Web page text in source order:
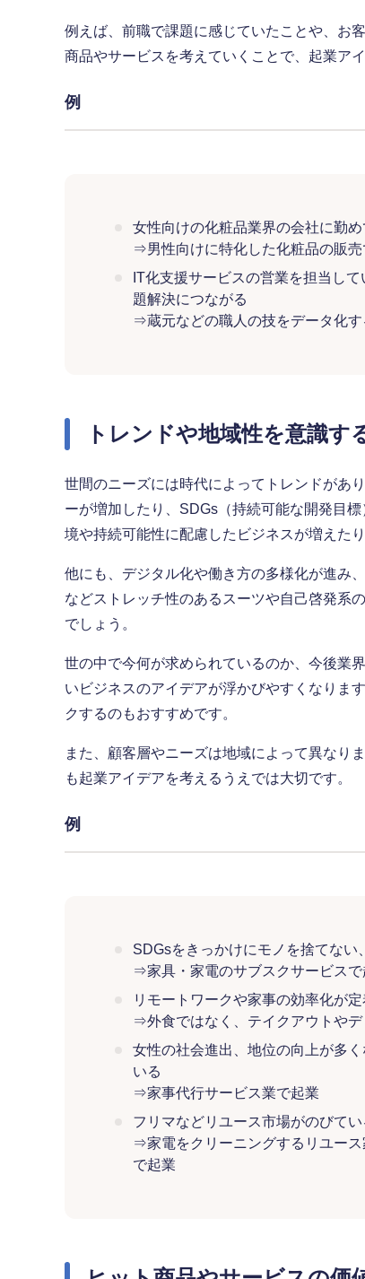
例えば、前職で課題に感じていたことや、お
商品やサービスを考えていくことで、起業ア
例
女性向けの化粧品業界の会社に勤
⇒男性向けに特化した化粧品の販売
IT化支援サービスの営業を担当し
題解決につながる
⇒蔵元などの職人の技をデータ化
トレンドや地域性を意識す
世間のニーズには時代によってトレンドがあ
ーが増加したり、SDGs（持続可能な開発目
境や持続可能性に配慮したビジネスが増えた
他にも、デジタル化や働き方の多様化が進み
などストレッチ性のあるスーツや自己啓発系
でしょう。
世の中で今何が求められているのか、今後業
いビジネスのアイデアが浮かびやすくなりま
クするのもおすすめです。
また、顧客層やニーズは地域によって異なり
も起業アイデアを考えるうえでは大切です。
例
SDGsをきっかけにモノを捨てない
⇒家具・家電のサブスクサービスで
リモートワークや家事の効率化が
⇒外食ではなく、テイクアウトや
女性の社会進出、地位の向上が多
いる
⇒家事代行サービス業で起業
フリマなどリユース市場がのびてい
⇒家電をクリーニングするリユー
で起業